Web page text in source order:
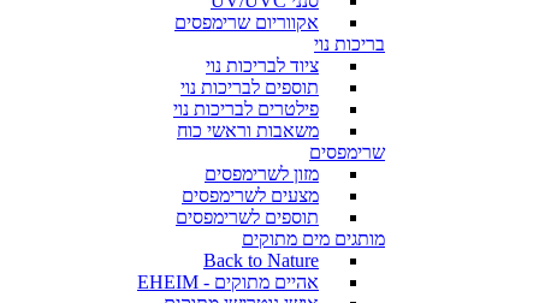
אקווריום שרימפסים
בריכות נוי
ציוד לבריכות נוי
תוספים לבריכות נוי
פילטרים לבריכות נוי
משאבות וראשי כוח
שרימפסים
מזון לשרימפסים
מצעים לשרימפסים
תוספים לשרימפסים
מותגים מים מתוקים
Back to Nature
אהיים מתוקים - EHEIM